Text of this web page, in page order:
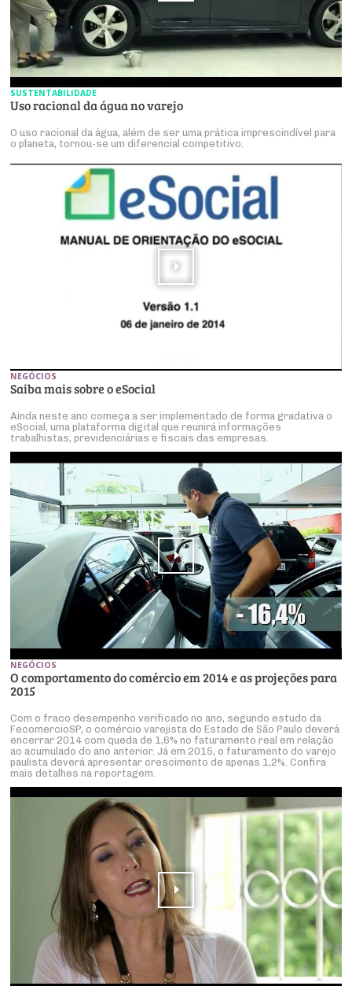
SUSTENTABILIDADE
Uso racional da água no varejo
O uso racional da água, além de ser uma prática imprescindível para
o planeta, tornou-se um diferencial competitivo.
NEGÓCIOS
Saiba mais sobre o eSocial
Ainda neste ano começa a ser implementado de forma gradativa o
eSocial, uma plataforma digital que reunirá informações
trabalhistas, previdenciárias e fiscais das empresas.
NEGÓCIOS
O comportamento do comércio em 2014 e as projeções para
2015
Com o fraco desempenho verificado no ano, segundo estudo da
FecomercioSP, o comércio varejista do Estado de São Paulo deverá
encerrar 2014 com queda de 1,6% no faturamento real em relação
ao acumulado do ano anterior. Já em 2015, o faturamento do varejo
paulista deverá apresentar crescimento de apenas 1,2%. Confira
mais detalhes na reportagem.